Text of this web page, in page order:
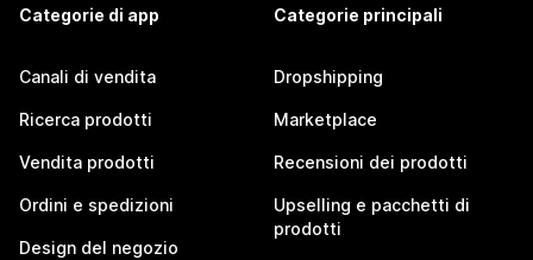
Categorie di app
Canali di vendita
Ricerca prodotti
Vendita prodotti
Ordini e spedizioni
Design del negozio
Categorie principali
Dropshipping
Marketplace
Recensioni dei prodotti
Upselling e pacchetti di
prodotti